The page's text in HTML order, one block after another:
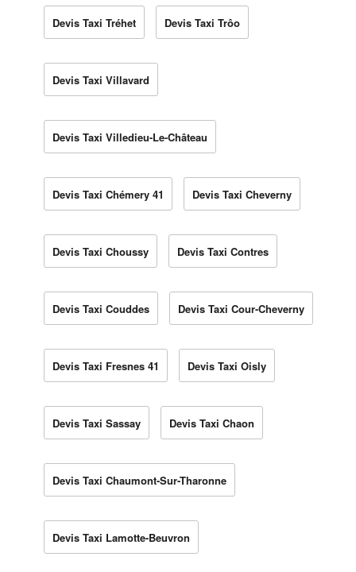
Devis Taxi Tréhet Devis Taxi Trôo
Devis Taxi Villavard
Devis Taxi Villedieu-Le-Château
Devis Taxi Chémery 41 Devis Taxi Cheverny
Devis Taxi Choussy Devis Taxi Contres
Devis Taxi Couddes Devis Taxi Cour-Cheverny
Devis Taxi Fresnes 41 Devis Taxi Oisly
Devis Taxi Sassay Devis Taxi Chaon
Devis Taxi Chaumont-Sur-Tharonne
Devis Taxi Lamotte-Beuvron